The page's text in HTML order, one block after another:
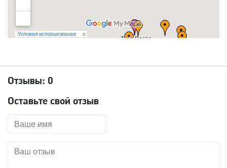
Отзывы: 0
Оставьте свой отзыв